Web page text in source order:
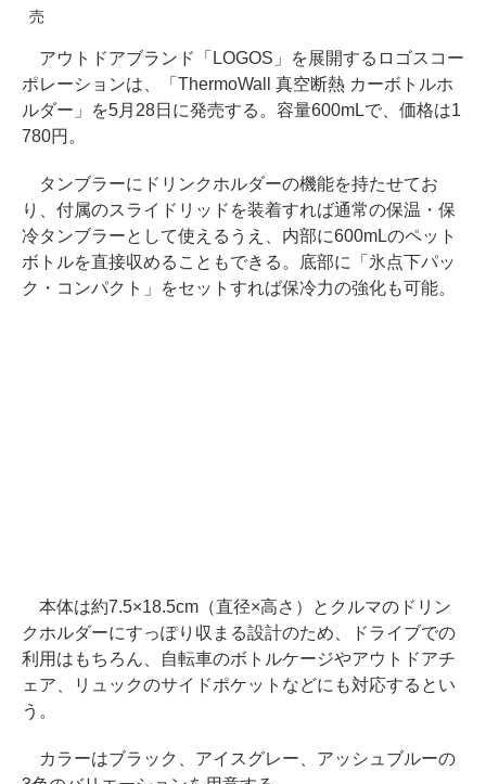
売
アウトドアブランド「LOGOS」を展開するロゴスコー
ポレーションは、「ThermoWall 真空断熱 カーボトルホ
ルダー」を5月28日に発売する。容量600mLで、価格は1
780円。
タンブラーにドリンクホルダーの機能を持たせてお
り、付属のスライドリッドを装着すれば通常の保温・保
冷タンブラーとして使えるうえ、内部に600mLのペット
ボトルを直接収めることもできる。底部に「氷点下パッ
ク・コンパクト」をセットすれば保冷力の強化も可能。
本体は約7.5×18.5cm（直径×高さ）とクルマのドリン
クホルダーにすっぽり収まる設計のため、ドライブでの
利用はもちろん、自転車のボトルケージやアウトドアチ
ェア、リュックのサイドポケットなどにも対応するとい
う。
カラーはブラック、アイスグレー、アッシュブルーの